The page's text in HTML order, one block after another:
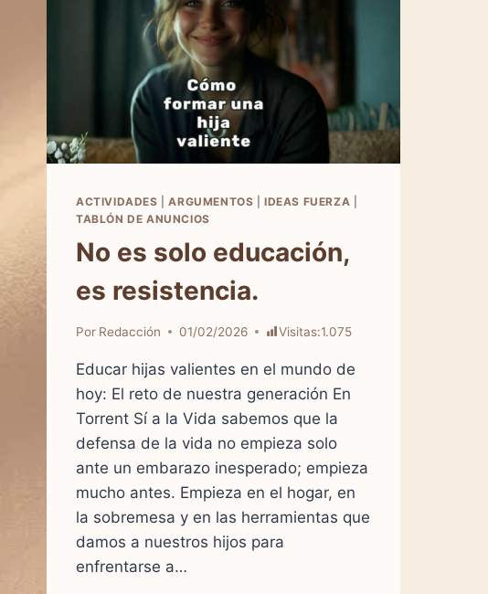
ACTIVIDADES |ARGUMENTOS |IDEAS FUERZA
TABLÓN DE ANUNCIOS
No es solo educación,
es resistencia.
Por Redacción 01/02/2026 Visitas:1.075
Educar hijas valientes en el mundo de
hoy: El reto de nuestra generación En
Torrent Sí a la Vida sabemos que la
defensa de la vida no empieza solo
ante un embarazo inesperado; empieza
mucho antes. Empieza en el hogar, en
la sobremesa y en las herramientas que
damos a nuestros hijos para
enfrentarse a…